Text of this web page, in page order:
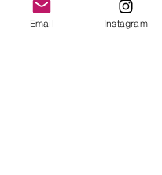
３日間の強制隔離
解除
Email Instagram